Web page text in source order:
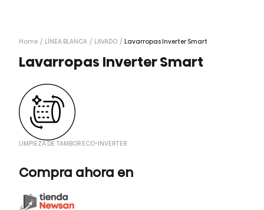
Home / LÍNEA BLANCA / LAVADO / Lavarropas Inverter Smart
Lavarropas Inverter Smart
LIMPIEZA DE TAMBOR ECO-INVERTER
Compra ahora en